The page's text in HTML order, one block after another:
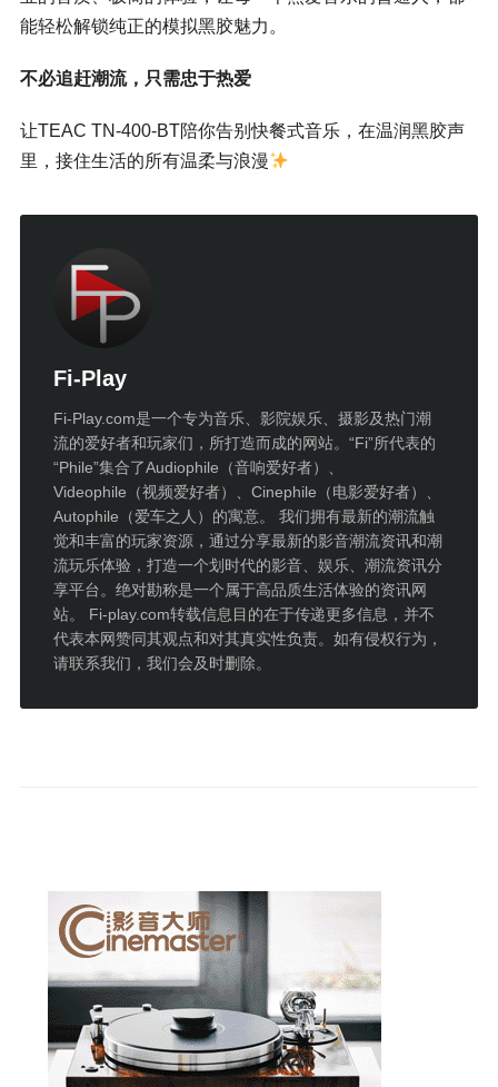
能轻松解锁纯正的模拟黑胶魅力。
不必追赶潮流，只需忠于热爱
让TEAC TN-400-BT陪你告别快餐式音乐，在温润黑胶声
里，接住生活的所有温柔与浪漫
Fi-Play
Fi-Play.com是一个专为音乐、影院娱乐、摄影及热门潮
流的爱好者和玩家们，所打造而成的网站。“Fi”所代表的
“Phile”集合了Audiophile（音响爱好者）、
Videophile（视频爱好者）、Cinephile（电影爱好者）、
Autophile（爱车之人）的寓意。 我们拥有最新的潮流触
觉和丰富的玩家资源，通过分享最新的影音潮流资讯和潮
流玩乐体验，打造一个划时代的影音、娱乐、潮流资讯分
享平台。绝对勘称是一个属于高品质生活体验的资讯网
站。 Fi-play.com转载信息目的在于传递更多信息，并不
代表本网赞同其观点和对其真实性负责。如有侵权行为，
请联系我们，我们会及时删除。